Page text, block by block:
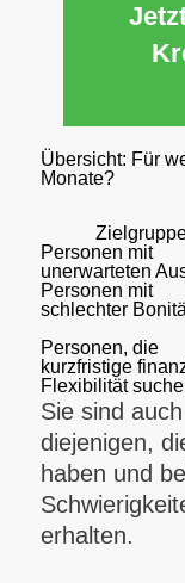
Übersicht: Für
Monate?
Personen mit
unerwarteten
Personen mit
schlechter
Personen, die
kurzfristige
Flexibilität
Sie sind
diejenigen,
haben und
erhalten.